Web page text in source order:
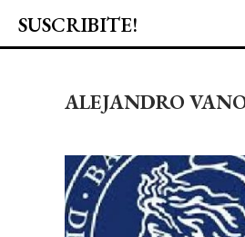
SUSCRIBITE!
ALEJANDRO